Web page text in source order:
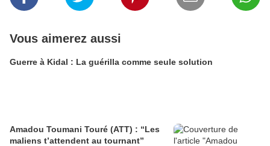
Vous aimerez aussi
Guerre à Kidal : La guérilla comme seule solution
Amadou Toumani Touré (ATT) : “Les
maliens t’attendent au tournant”